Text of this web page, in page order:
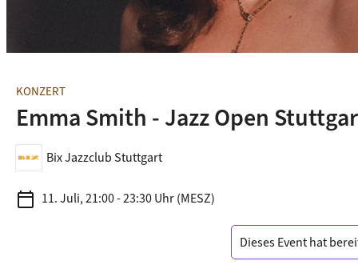
KONZERT
Emma Smith - Jazz Open
Bix Jazzclub Stuttgart
calendar_today 11. Juli, 21:00 - 23:30 Uhr (MESZ)
Dieses Event hat